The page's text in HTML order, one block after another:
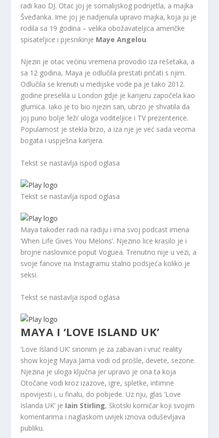
radi kao DJ. Otac joj je somalijskog podrijetla, a majka
Šveđanka. Ime joj je nadjenula upravo majka, koja ju je
rodila sa 19 godina – velika obožavateljica američke
spisateljice i pjesnikinje Maye Angelou.
Njezin je otac većinu vremena provodio iza rešetaka, a
sa 12 godina, Maya je odlučila prestati pričati s njim.
Odlučila se krenuti u medijske vode pa je tako 2012.
godine preselila u London gdje je karijeru započela kao
glumica. Iako je to bio njezin san, ubrzo je shvatila da
joj puno bolje ‘leži’ uloga voditeljice i TV prezenterice.
Popularnost je stekla brzo, a iza nje je već sada veoma
bogata i uspješna karijera.
Tekst se nastavlja ispod oglasa
Tekst se nastavlja ispod oglasa
Maya također radi na radiju i ima svoj podcast imena
‘When Life Gives You Melons’. Njezino lice krasilo je i
brojne naslovnice poput Voguea. Trenutno nije u vezi, a
svoje fanove na Instagramu stalno podsjeća koliko je
seksi.
Tekst se nastavlja ispod oglasa
MAYA I ‘LOVE ISLAND UK’
‘Love Island UK’ sinonim je za zabavan i vruć reality
show kojeg Maya Jama vodi od prošle, devete, sezone.
Njezina je uloga ključna jer upravo je ona ta koja
Otočane vodi kroz izazove, igre, spletke, intimne
ispovijesti i, u finalu, do pobjede. Uz nju, glas ‘Love
Islanda UK’ je Iain Stirling, škotski komičar koji svojim
komentarima i naglaskom uvijek iznova oduševljava
publiku.